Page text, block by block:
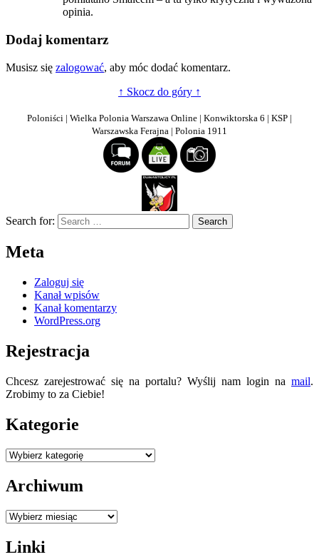
opinia.
Dodaj komentarz
Musisz się zalogować, aby móc dodać komentarz.
↑ Skocz do góry ↑
Poloniści | Wielka Polonia Warszawa Online | Konwiktorska 6 | KSP |
Warszawska Ferajna | Polonia 1911
Search for:
Meta
Zaloguj się
Kanał wpisów
Kanał komentarzy
WordPress.org
Rejestracja
Chcesz zarejestrować się na portalu? Wyślij nam login na mail.
Zrobimy to za Ciebie!
Kategorie
Kategorie
Archiwum
Archiwum
Linki